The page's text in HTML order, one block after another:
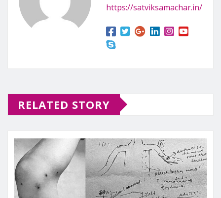
https://satviksamachar.in/
RELATED STORY